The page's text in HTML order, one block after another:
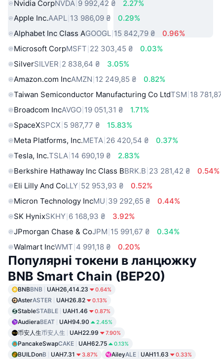
Nvidia CorpNVDA 9 992,42 ₴
2.27%
Apple Inc.AAPL 13 986,09 ₴
0.29%
Alphabet Inc Class AGOOGL 15 842,79 ₴
0.96%
Microsoft CorpMSFT 22 303,45 ₴
0.03%
SilverSILVER 2 838,64 ₴
3.05%
Amazon.com IncAMZN 12 249,85 ₴
0.82%
Taiwan Semiconductor Manufacturing Co LtdTSM 18
Broadcom IncAVGO 19 051,31 ₴
1.71%
SpaceXSPCX 5 987,77 ₴
15.83%
Meta Platforms, Inc.META 26 420,54 ₴
0.37%
Tesla, Inc.TSLA 14 690,19 ₴
2.83%
Berkshire Hathaway Inc Class BBRK.B 23 281,42 ₴
0.54%
Eli Lilly And CoLLY 52 953,93 ₴
0.52%
Micron Technology IncMU 39 292,65 ₴
0.44%
SK HynixSKHY 6 168,93 ₴
3.92%
JPmorgan Chase & CoJPM 15 991,67 ₴
0.34%
Walmart IncWMT 4 991,18 ₴ 0.20%
Популярні токени в ланцюжку
BNB Smart Chain (BEP20)
BNBBNB UAH26,414.23 0.64%
AsterASTER UAH26.82 0.13%
StableSTABLE UAH1.46 0.87%
AudieraBEAT UAH94.90 2.45%
币安人生币安人生 UAH22.99 7.90%
PancakeSwapCAKE UAH62.75 0.13%
BUILDonB UAH7.31 3.87% AileyALE UAH11.63 0.33%